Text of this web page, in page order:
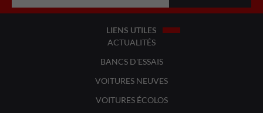
LIENS UTILES
ACTUALITÉS
BANCS D'ESSAIS
VOITURES NEUVES
VOITURES ÉCOLOS